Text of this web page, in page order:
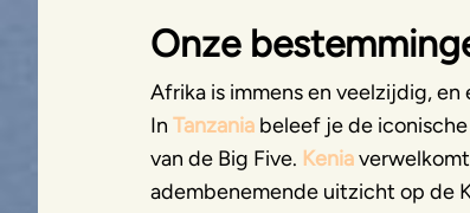
Onze
Afrika is immens en veelzijdig,
In Tanzania beleef je de
van de Big Five. Kenia
adembenemende uitzicht op de